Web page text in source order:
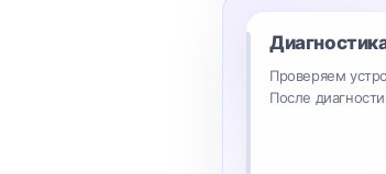
Проверяем
После